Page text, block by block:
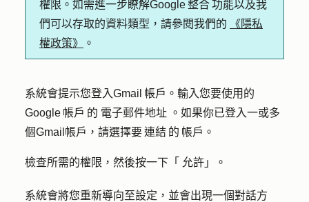
權限。如需進一步瞭解Google 整合 功能以及我
們可以存取的資料類型，請參閱我們的
《隱私
權政策》
。
系統會提示您登入Gmail 帳戶。輸入您要使用的
Google 帳戶 的 電子郵件地址 。如果你已登入一或多
個Gmail帳戶，請選擇要 連結 的 帳戶。
檢查所需的權限，然後按一下「 允許 」。
系統會將您重新導向至設定，並會出現一個對話方